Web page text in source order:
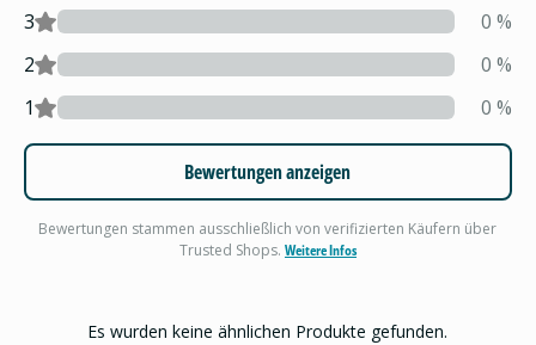
3 0 %
2
0 %
1
0 %
Bewertungen anzeigen
Bewertungen stammen ausschließlich von verifizierten Käufern über
Trusted Shops. Weitere Infos
Es wurden keine ähnlichen Produkte gefunden.